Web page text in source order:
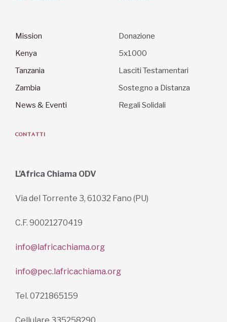
Mission
Kenya
Tanzania
Zambia
News & Eventi
Donazione
5x1000
Lasciti Testamentari
Sostegno a Distanza
Regali Solidali
CONTATTI
L’Africa Chiama ODV
Via del Torrente 3, 61032 Fano (PU)
C.F. 90021270419
info@lafricachiama.org
info@pec.lafricachiama.org
Tel. 0721865159
Cellulare 335258290